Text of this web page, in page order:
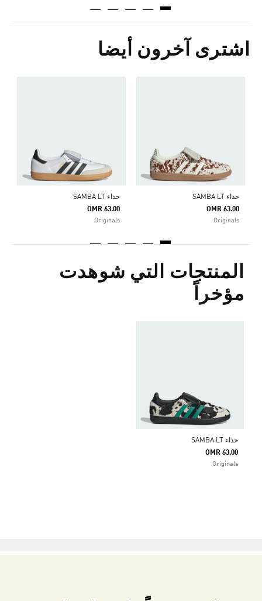
اشترى آخرون أيضا
حذاء SAMBA LT
OMR 63.00
Originals
حذاء SAMBA LT
OMR 63.00
Originals
المنتجات التي شوهدت
مؤخراً
حذاء SAMBA LT
OMR 63.00
Originals